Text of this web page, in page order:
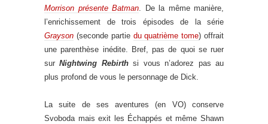
Morrison présente Batman. De la même manière,
l’enrichissement de trois épisodes de la série
Grayson (seconde partie du quatrième tome) offrait
une parenthèse inédite. Bref, pas de quoi se ruer
surNightwing Rebirthsi vous n’adorez pas au
plus profond de vous le personnage de Dick.
La suite de ses aventures (en VO) conserve
Svoboda mais exit les Échappés et même Shawn